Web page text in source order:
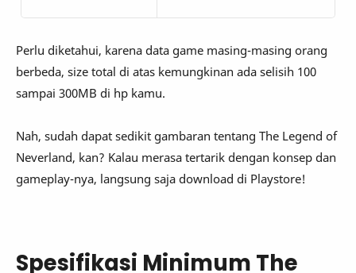
Perlu diketahui, karena data game masing-masing orang
berbeda, size total di atas kemungkinan ada selisih 100
sampai 300MB di hp kamu.
Nah, sudah dapat sedikit gambaran tentang The Legend of
Neverland, kan? Kalau merasa tertarik dengan konsep dan
gameplay-nya, langsung saja download di Playstore!
Spesifikasi Minimum The